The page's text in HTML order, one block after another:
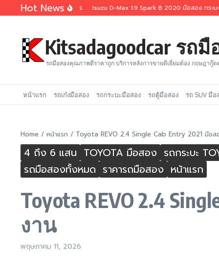
Skip to content
Hot News
ตู้เย็นสูง 1.90 เมตร Isuzu D-Max 1.9 Spark B 2020 มือสอง กระบะตู้เย็นสูง
Kitsadagoodcar ร
รถมือสองคุณภาพดีราคาถูก บริการหลังการขายดีเยี่ยมต้อง กฤษฎากู๊ด
หน้าแรก รถเก๋งมือสอง รถกระบะมือสอง รถตู้มือสอง รถ SUV มือ
Home / หน้าแรก / Toyota REVO 2.4 Single Cab Entry 2021 มือส
4 ถึง 6 แสน TOYOTA มือสอง รถกระบะ
รถมือสองทั้งหมด ราคารถมือสอง หน้าแรก
Toyota REVO 2.4
งาน
พฤษภาคม 11, 2026